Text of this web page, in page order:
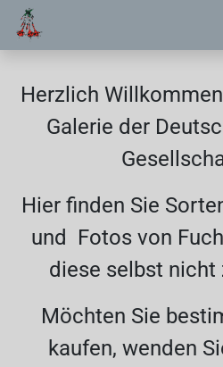
Herzlich
Galerie der
Hier finden Sie
und Fotos von
diese selbst nicht
Möchten Sie
kaufen, wenden